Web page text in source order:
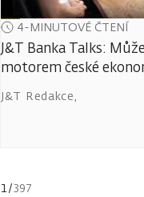
4-MINUTOVÉ ČTENÍ
J&T Banka Talks:
motorem české
J&T Redakce,
1/397